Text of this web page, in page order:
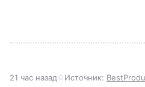
21 час назад Источник: